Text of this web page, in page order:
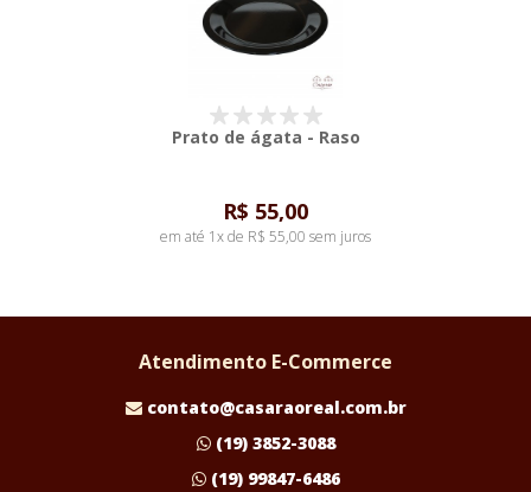
Prato de ágata - Raso
R$ 55,00
em até 1x de R$ 55,00 sem juros
Atendimento E-Commerce
contato@casaraoreal.com.br
(19) 3852-3088
(19) 99847-6486